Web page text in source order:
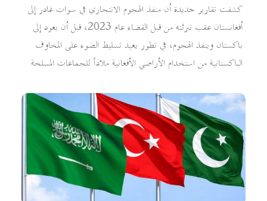
كشفت تقارير جديدة أن منفذ الهجوم الانتحاري في سوات غادر إلى
أفغانستان عقب تبرئته من قبل القضاء عام 2023، قبل أن يعود إلى
باكستان وينفذ الهجوم، في تطور يعيد تسليط الضوء على المخاوف
الباكستانية من استخدام الأراضي الأفغانية ملاذاً للجماعات المسلحة